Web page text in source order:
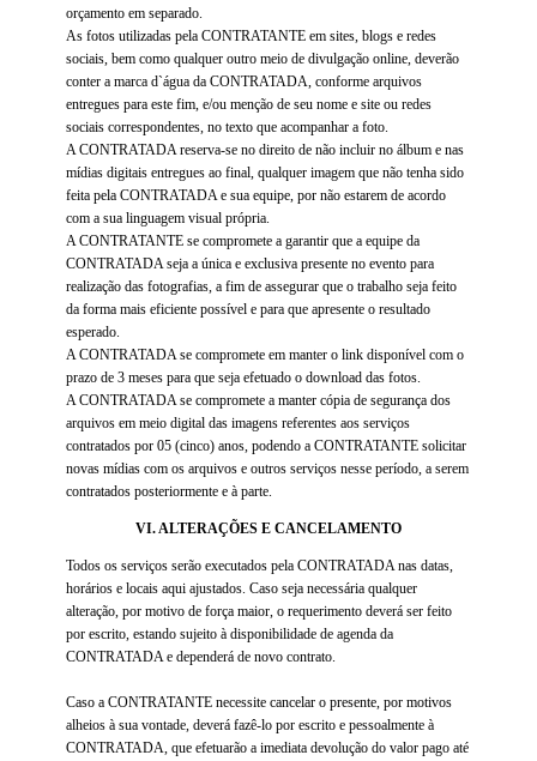
orçamento em separado.
As fotos utilizadas pela CONTRATANTE em sites, blogs e redes
sociais, bem como qualquer outro meio de divulgação online, deverão
conter a marca d`água da CONTRATADA, conforme arquivos
entregues para este fim, e/ou menção de seu nome e site ou redes
sociais correspondentes, no texto que acompanhar a foto.
A CONTRATADA reserva-se no direito de não incluir no álbum e nas
mídias digitais entregues ao final, qualquer imagem que não tenha sido
feita pela CONTRATADA e sua equipe, por não estarem de acordo
com a sua linguagem visual própria.
A CONTRATANTE se compromete a garantir que a equipe da
CONTRATADA seja a única e exclusiva presente no evento para
realização das fotografias, a fim de assegurar que o trabalho seja feito
da forma mais eficiente possível e para que apresente o resultado
esperado.
A CONTRATADA se compromete em manter o link disponível com o
prazo de 3 meses para que seja efetuado o download das fotos.
A CONTRATADA se compromete a manter cópia de segurança dos
arquivos em meio digital das imagens referentes aos serviços
contratados por 05 (cinco) anos, podendo a CONTRATANTE solicitar
novas mídias com os arquivos e outros serviços nesse período, a serem
contratados posteriormente e à parte.
VI. ALTERAÇÕES E CANCELAMENTO
Todos os serviços serão executados pela CONTRATADA nas datas,
horários e locais aqui ajustados. Caso seja necessária qualquer
alteração, por motivo de força maior, o requerimento deverá ser feito
por escrito, estando sujeito à disponibilidade de agenda da
CONTRATADA e dependerá de novo contrato.
Caso a CONTRATANTE necessite cancelar o presente, por motivos
alheios à sua vontade, deverá fazê-lo por escrito e pessoalmente à
CONTRATADA, que efetuarão a imediata devolução do valor pago até